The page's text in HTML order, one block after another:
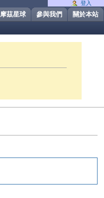
關於本站
參與我們
摩茲星球
登入